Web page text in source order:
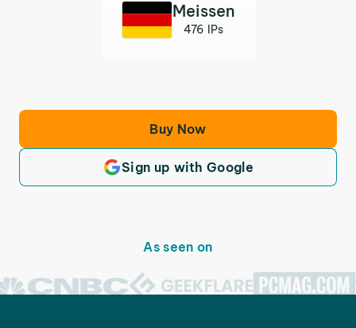
Meissen
476 IPs
Buy Now
Sign up with Google
As seen on